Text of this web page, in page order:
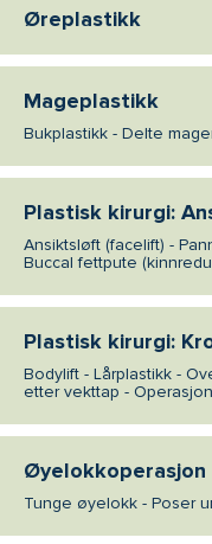
Øreplastikk
Mageplastikk
Bukplastikk - Delte
Plastisk kirurgi:
Ansiktsløft (facelift) -
Buccal fettpute
Plastisk kirurgi:
Bodylift - Lårplastikk -
etter vekttap -
Øyelokkoperasjon
Tunge øyelokk - Poser